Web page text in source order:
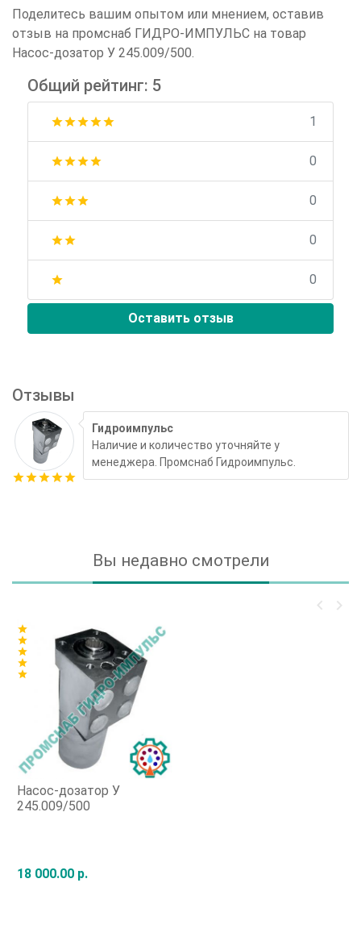
Поделитесь вашим опытом или мнением, оставив
отзыв на промснаб ГИДРО-ИМПУЛЬС на товар
Насос-дозатор У 245.009/500.
Общий рейтинг: 5
starstarstarstarstar 1
starstarstarstar 0
starstarstar 0
starstar 0
star 0
Оставить отзыв
Отзывы
starstarstarstarstar
Гидроимпульс
Наличие и количество уточняйте у
менеджера. Промснаб Гидроимпульс.
Вы недавно смотрели
keyboard_arrow_left keyboard_arrow_right
Насос-дозатор У
245.009/500
18 000.00 р.
star
star
star
star
star